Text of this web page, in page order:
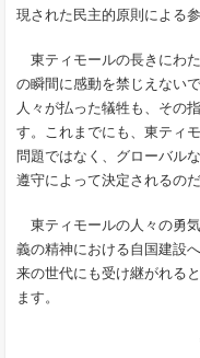
現された民主的原則による参
東ティモールの長きにわ
の瞬間に感動を禁じえない
人々が払った犠牲も、その
す。これまでにも、東ティ
問題ではなく、グローバル
遵守によって決定されるの
東ティモールの人々の勇
義の精神における自国建設
来の世代にも受け継がれる
ます。